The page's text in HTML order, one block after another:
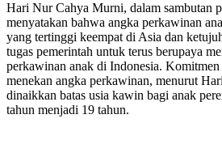
Hari Nur Cahya Murni, dalam sambutan
menyatakan bahwa angka perkawinan
yang tertinggi keempat di Asia dan
tugas pemerintah untuk terus berupaya
perkawinan anak di Indonesia.
menekan angka perkawinan, menurut
dinaikkan batas usia kawin bagi anak
tahun menjadi 19 tahun.